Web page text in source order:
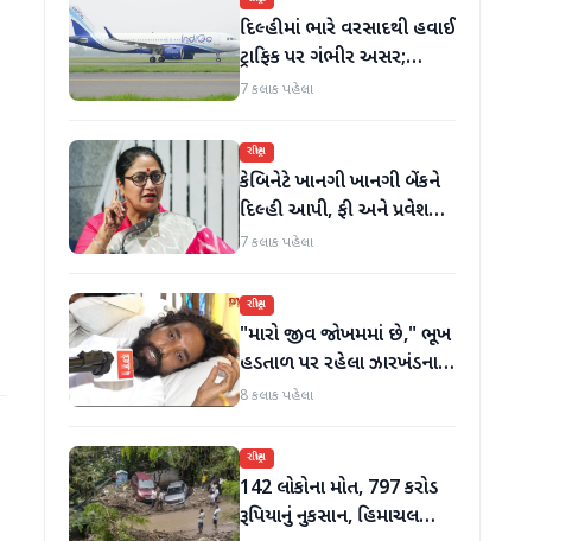
દિલ્હીમાં ભારે વરસાદથી હવાઈ
ટ્રાફિક પર ગંભીર અસર;
ઈન્ડિગોએ મુસાફરો માટે
7 કલાક પહેલા
રાષ્ટ્રીય
કેબિનેટે ખાનગી ખાનગી બેંકને
દિલ્હી આપી, ફી અને પ્રવેશ
માટે નવા નિયમો વિશે જાણો
7 કલાક પહેલા
રાષ્ટ્રીય
"મારો જીવ જોખમમાં છે," ભૂખ
હડતાળ પર રહેલા ઝારખંડના
વિદ્યાર્થી નેતા દેવેન્દ્ર નાથ
8 કલાક પહેલા
રાષ્ટ્રીય
142 લોકોના મોત, 797 કરોડ
રૂપિયાનું નુકસાન, હિમાચલ